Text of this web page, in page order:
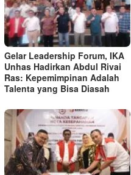
Gelar Leadership Forum, IKA
Unhas Hadirkan Abdul Rivai
Ras: Kepemimpinan Adalah
Talenta yang Bisa Diasah